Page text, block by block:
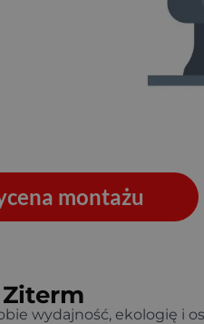
montażu
Ziterm
wydajność, ekologię i